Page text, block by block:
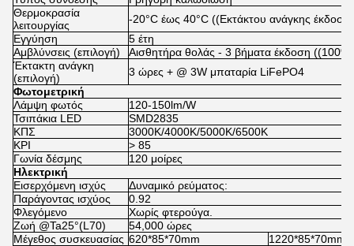
Θερμοκρασία
λειτουργίας
-20°C έως 40°C ((Εκτάκτου ανάγκης
Εγγύηση
5 έτη
Αμβλύνσεις (επιλογή)
Αισθητήρα θολάς - 3 βήματα έκδοση
Έκτακτη ανάγκη
(επιλογή)
3 ώρες + @ 3W μπαταρία LiFePO4
Φωτομετρική
Λάμψη φωτός
120-150lm/W
Τσιπάκια LED
SMD2835
ΚΠΣ
3000K/4000K/5000K/6500K
ΚΡΙ
> 85
Γωνία δέσμης
120 μοίρες
Ηλεκτρική
Εισερχόμενη ισχύς
Δυναμικό ρεύματος:
Παράγοντας ισχύος
0.92
Φλεγόμενο
Χωρίς φτερούγα.
Ζωή @Ta25°(L70)
54,000 ώρες
Μέγεθος συσκευασίας 620*85*70mm 1220*85*70mm